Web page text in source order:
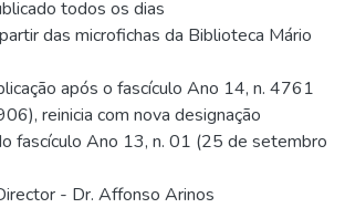
todos os dias
das microfichas da Biblioteca Mário
após o fascículo Ano 14, n. 4761
reinicia com nova designação
fascículo Ano 13, n. 01 (25 de setembro
- Dr. Affonso Arinos